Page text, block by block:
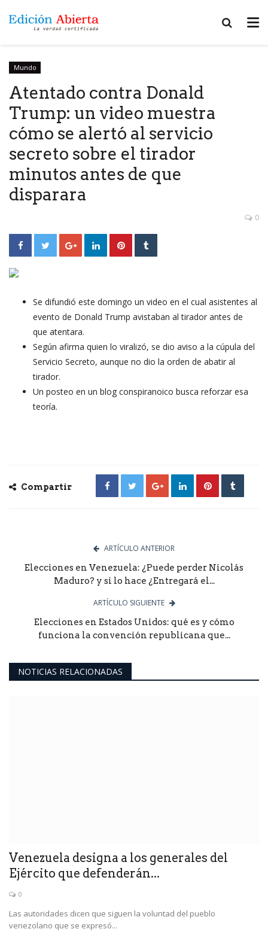
Mundo
Atentado contra Donald
Trump: un video muestra
cómo se alertó al servicio
secreto sobre el tirador
minutos antes de que
disparara
0
Se difundió este domingo un video en el cual asistentes al
evento de Donald Trump avistaban al tirador antes de
que atentara.
Según afirma quien lo viralizó, se dio aviso a la cúpula del
Servicio Secreto, aunque no dio la orden de abatir al
tirador.
Un posteo en un blog conspiranoico busca reforzar esa
teoría.
Compartir
ARTÍCULO ANTERIOR
Elecciones en Venezuela: ¿Puede perder Nicolás
Maduro? y si lo hace ¿Entregará el...
ARTÍCULO SIGUIENTE
Elecciones en Estados Unidos: qué es y cómo
funciona la convención republicana que...
NOTICIAS RELACIONADAS
Venezuela designa a los generales del
Ejército que defenderán...
0
Las autoridades dicen que siguen la voluntad del pueblo
venezolano que se expresó...